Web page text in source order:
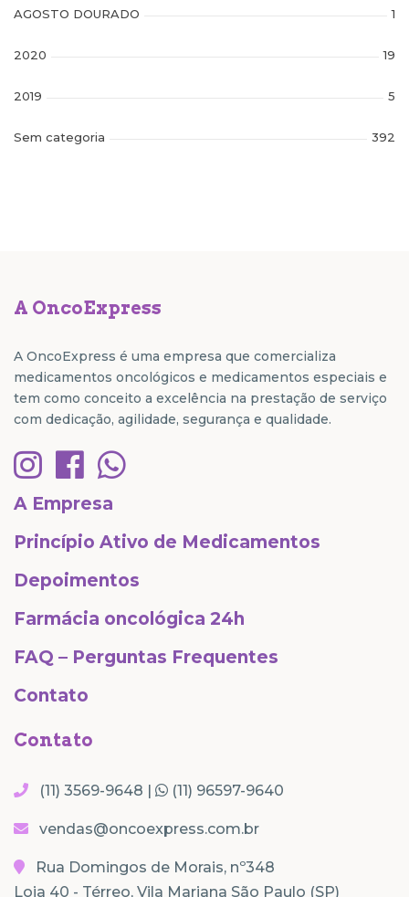
AGOSTO DOURADO 1
2020 19
2019 5
Sem categoria 392
A OncoExpress
A OncoExpress é uma empresa que comercializa
medicamentos oncológicos e medicamentos especiais e
tem como conceito a excelência na prestação de serviço
com dedicação, agilidade, segurança e qualidade.
A Empresa
Princípio Ativo de Medicamentos
Depoimentos
Farmácia oncológica 24h
FAQ – Perguntas Frequentes
Contato
Contato
(11) 3569-9648 | (11) 96597-9640
vendas@oncoexpress.com.br
Rua Domingos de Morais, nº348
Loja 40 - Térreo, Vila Mariana São Paulo (SP)